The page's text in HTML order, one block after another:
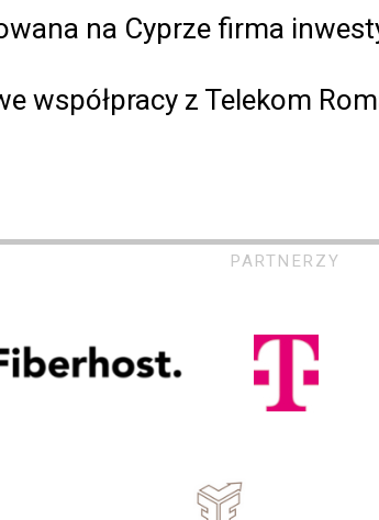
na Cyprze firma
współpracy z Telekom
PARTNERZY